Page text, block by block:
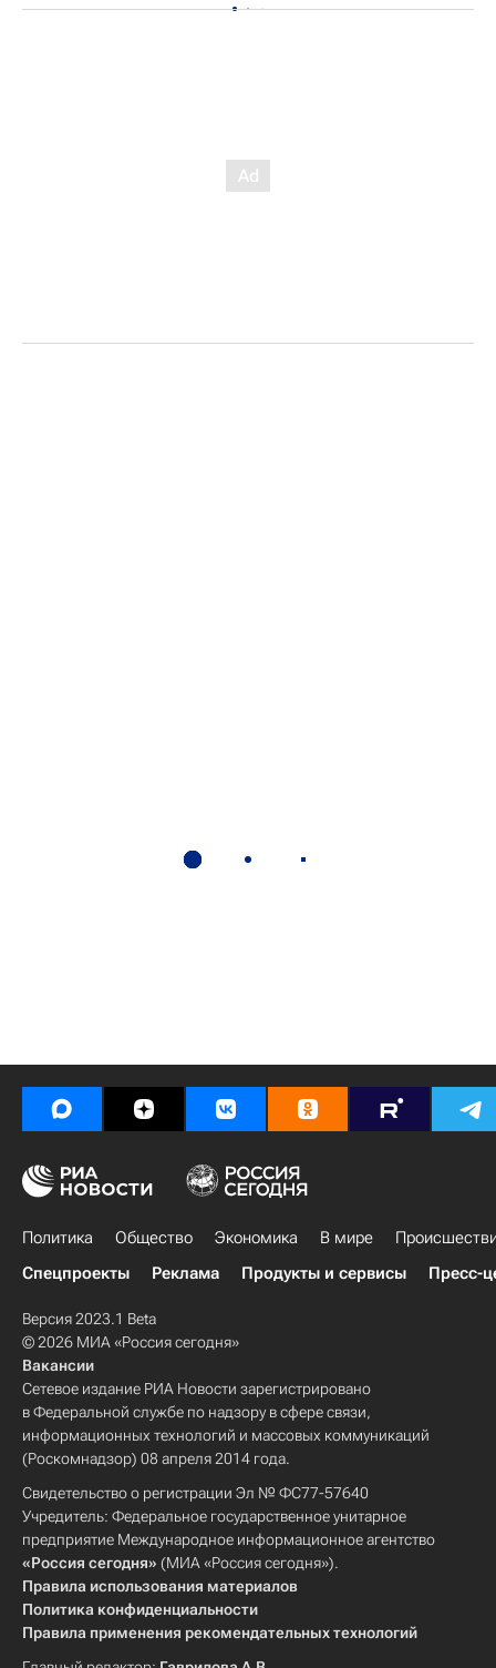
Политика Общество Экономика В мире
Спецпроекты
Реклама Продукты и сервисы Пресс-
Версия 2023.1 Beta
© 2026 МИА «Россия сегодня»
Вакансии
Сетевое издание РИА Новости зарегистрировано
в Федеральной службе по надзору в сфере связи,
информационных технологий и массовых коммуникаций
(Роскомнадзор) 08 апреля 2014 года.
Свидетельство о регистрации Эл № ФС77-57640
Учредитель: Федеральное государственное унитарное
предприятие Международное информационное агентство
«Россия сегодня» (МИА «Россия сегодня»).
Правила использования материалов
Политика конфиденциальности
Правила применения рекомендательных технологий